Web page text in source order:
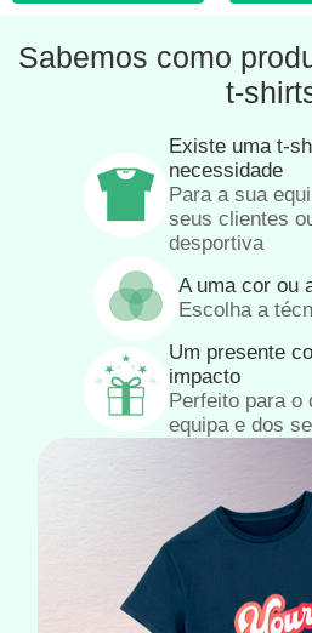
Sabemos como
t-
Existe uma t-
necessidade
Para a sua
seus clientes
desportiva
A uma cor ou
Escolha a
Um presente
impacto
Perfeito para o
equipa e dos